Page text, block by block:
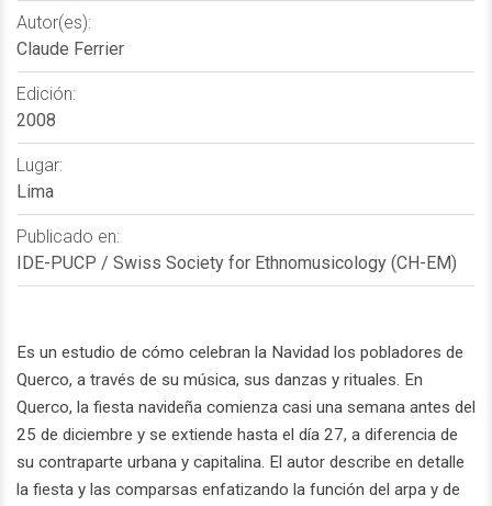
Autor(es):
Claude Ferrier
Edición:
2008
Lugar:
Lima
Publicado en:
IDE-PUCP / Swiss Society for Ethnomusicology (CH-EM)
Es un estudio de cómo celebran la Navidad los pobladores de
Querco, a través de su música, sus danzas y rituales. En
Querco, la fiesta navideña comienza casi una semana antes del
25 de diciembre y se extiende hasta el día 27, a diferencia de
su contraparte urbana y capitalina. El autor describe en detalle
la fiesta y las comparsas enfatizando la función del arpa y de